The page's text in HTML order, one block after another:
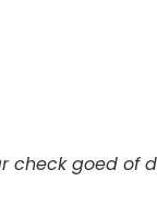
check goed of